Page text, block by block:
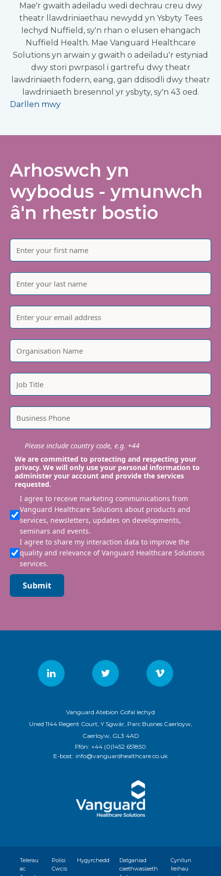
Mae'r gwaith adeiladu wedi dechrau creu dwy
theatr llawdriniaethau newydd yn Ysbyty Tees
Iechyd Nuffield, sy'n rhan o elusen ehangach
Nuffield Health. Mae Vanguard Healthcare
Solutions yn arwain y gwaith o adeiladu'r estyniad
dwy stori pwrpasol i gartrefu dwy theatr
lawdriniaeth fodern, eang, gan ddisodli dwy theatr
lawdriniaeth bresennol yr ysbyty, sy'n 43 oed.
Darllen mwy
Arhoswch yn
wybodus - ymunwch
â'n rhestr bostio
Please include country code, e.g. +44
We are committed to protecting and respecting your
privacy. We will only use your personal information to
administer your account and provide the services
requested.
I agree to receive marketing communications from
Vanguard Healthcare Solutions about products and
services, newsletters, updates on developments,
seminars and events.
I agree to share my interaction data to improve the
quality and relevance of Vanguard Healthcare Solutions
services.
Submit
Vanguard Atebion Gofal Iechyd
Uned 1144 Regent Court, Y Sgwâr, Parc Busnes Caerloyw,
Caerloyw, GL3 4AD
Ffôn: +44 (0)1452 651850
E-bost: info@vanguardhealthcare.co.uk
Telerau
ac
Polisi
Cwcis
Hygyrchedd
Datganiad
caethwasiaeth
Cynllun
lleihau